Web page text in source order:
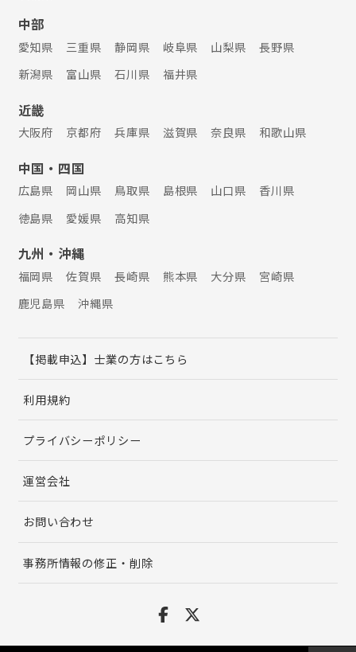
中部
愛知県 三重県 静岡県 岐阜県 山梨県
長野県
新潟県
富山県 石川県 福井県
近畿
大阪府 京都府 兵庫県 滋賀県 奈良県 和歌山県
中国・四国
広島県 岡山県 鳥取県 島根県 山口県
香川県
徳島県
愛媛県 高知県
九州・沖縄
福岡県 佐賀県 長崎県 熊本県 大分県
宮崎県
鹿児島県
沖縄県
【掲載申込】士業の方はこちら
利用規約
プライバシーポリシー
運営会社
お問い合わせ
事務所情報の修正・削除